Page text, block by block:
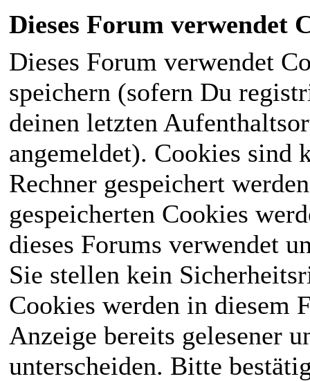
Dieses Forum verwendet
Dieses Forum verwendet
speichern (sofern Du
deinen letzten
angemeldet). Cookies sind
Rechner gespeichert
gespeicherten Cookies
dieses Forums verwendet
Sie stellen kein
Cookies werden in diesem
Anzeige bereits gelesener
unterscheiden. Bitte